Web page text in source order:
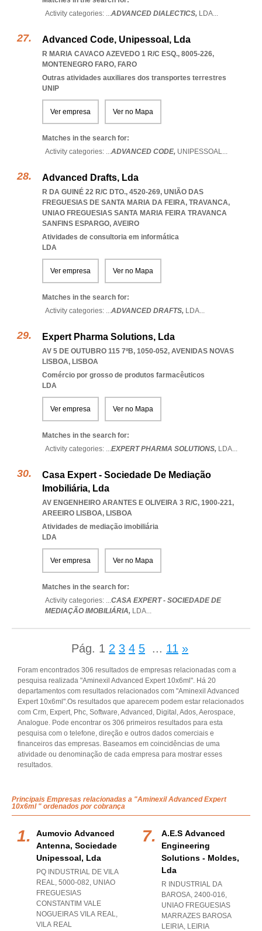
Activity categories: ...ADVANCED DIALECTICS, LDA...
Advanced Code, Unipessoal, Lda
R MARIA CAVACO AZEVEDO 1 R/C ESQ., 8005-226,
MONTENEGRO FARO, FARO
Outras atividades auxiliares dos transportes terrestres
UNIP
Ver empresa Ver no Mapa
Matches in the search for:
Activity categories: ...ADVANCED CODE, UNIPESSOAL...
Advanced Drafts, Lda
R DA GUINÉ 22 R/C DTO., 4520-269, UNIÃO DAS
FREGUESIAS DE SANTA MARIA DA FEIRA, TRAVANCA,
UNIAO FREGUESIAS SANTA MARIA FEIRA TRAVANCA
SANFINS ESPARGO, AVEIRO
Atividades de consultoria em informática
LDA
Ver empresa Ver no Mapa
Matches in the search for:
Activity categories: ...ADVANCED DRAFTS, LDA...
Expert Pharma Solutions, Lda
AV 5 DE OUTUBRO 115 7ºB, 1050-052, AVENIDAS NOVAS
LISBOA, LISBOA
Comércio por grosso de produtos farmacêuticos
LDA
Ver empresa Ver no Mapa
Matches in the search for:
Activity categories: ...EXPERT PHARMA SOLUTIONS, LDA...
Casa Expert - Sociedade De Mediação
Imobiliária, Lda
AV ENGENHEIRO ARANTES E OLIVEIRA 3 R/C, 1900-221,
AREEIRO LISBOA, LISBOA
Atividades de mediação imobiliária
LDA
Ver empresa Ver no Mapa
Matches in the search for:
Activity categories: ...CASA EXPERT - SOCIEDADE DE
MEDIAÇÃO IMOBILIÁRIA, LDA...
Pág. 1 2 3 4 5 ... 11 »
Foram encontrados 306 resultados de empresas relacionadas com a
pesquisa realizada "Aminexil Advanced Expert 10x6ml". Há 20
departamentos com resultados relacionados com "Aminexil Advanced
Expert 10x6ml".Os resultados que aparecem podem estar relacionados
com Crm, Expert, Phc, Software, Advanced, Digital, Ados, Aerospace,
Analogue. Pode encontrar os 306 primeiros resultados para esta
pesquisa com o telefone, direção e outros dados comerciais e
financeiros das empresas. Baseamos em coincidências de uma
atividade ou denominação de cada empresa para mostrar esses
resultados.
Principais Empresas relacionadas a "Aminexil Advanced Expert
10x6ml " ordenados por cobrança
Aumovio Advanced
Antenna, Sociedade
Unipessoal, Lda
PQ INDUSTRIAL DE VILA
REAL, 5000-082, UNIAO
FREGUESIAS
CONSTANTIM VALE
NOGUEIRAS VILA REAL,
VILA REAL
A.e.s Advanced
Engineering
Solutions - Moldes,
Lda
R INDUSTRIAL DA
BAROSA, 2400-016,
UNIAO FREGUESIAS
MARRAZES BAROSA
LEIRIA, LEIRIA